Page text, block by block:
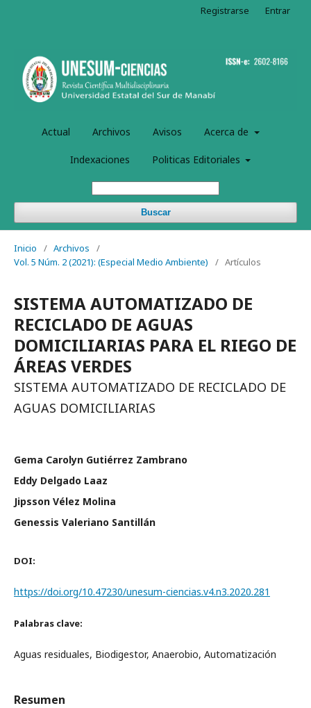
Actual Archivos Avisos Acerca de
Indexaciones Politicas Editoriales
Buscar
Registrarse Entrar
Inicio / Archivos
/
Vol. 5 Núm. 2 (2021): (Especial Medio Ambiente)
/ Artículos
SISTEMA AUTOMATIZADO DE
RECICLADO DE AGUAS
DOMICILIARIAS PARA EL RIEGO DE
ÁREAS VERDES
SISTEMA AUTOMATIZADO DE RECICLADO DE
AGUAS DOMICILIARIAS
Gema Carolyn Gutiérrez Zambrano
Eddy Delgado Laaz
Jipsson Vélez Molina
Genessis Valeriano Santillán
DOI:
https://doi.org/10.47230/unesum-ciencias.v4.n3.2020.281
Palabras clave:
Aguas residuales, Biodigestor, Anaerobio, Automatización
Resumen